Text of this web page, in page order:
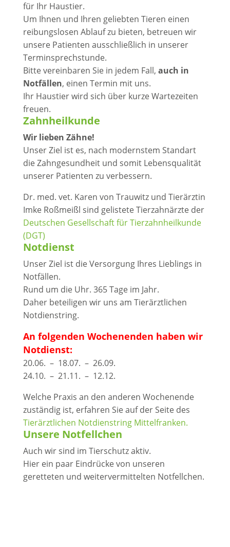
für Ihr Haustier.
Um Ihnen und Ihren geliebten Tieren einen
reibungslosen Ablauf zu bieten, betreuen wir
unsere Patienten ausschließlich in unserer
Terminsprechstunde.
Bitte vereinbaren Sie in jedem Fall, auch in
Notfällen, einen Termin mit uns.
Ihr Haustier wird sich über kurze Wartezeiten
freuen.
Zahnheilkunde
Wir lieben Zähne!
Unser Ziel ist es, nach modernstem Standart
die Zahngesundheit und somit Lebensqualität
unserer Patienten zu verbessern.
Dr. med. vet. Karen von Trauwitz und Tierärztin
Imke Roßmeißl sind gelistete Tierzahnärzte der
Deutschen Gesellschaft für Tierzahnheilkunde
(DGT)
Notdienst
Unser Ziel ist die Versorgung Ihres Lieblings in
Notfällen.
Rund um die Uhr. 365 Tage im Jahr.
Daher beteiligen wir uns am Tierärztlichen
Notdienstring.
An folgenden Wochenenden haben wir
Notdienst:
20.06. – 18.07. – 26.09.
24.10. – 21.11. – 12.12.
Welche Praxis an den anderen Wochenende
zuständig ist, erfahren Sie auf der Seite des
Tierärztlichen Notdienstring Mittelfranken.
Unsere Notfellchen
Auch wir sind im Tierschutz aktiv.
Hier ein paar Eindrücke von unseren
geretteten und weitervermittelten Notfellchen.